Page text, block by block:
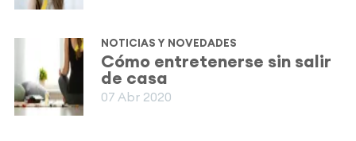
NOTICIAS Y NOVEDADES
Cómo entretenerse sin salir
de casa
07 Abr 2020